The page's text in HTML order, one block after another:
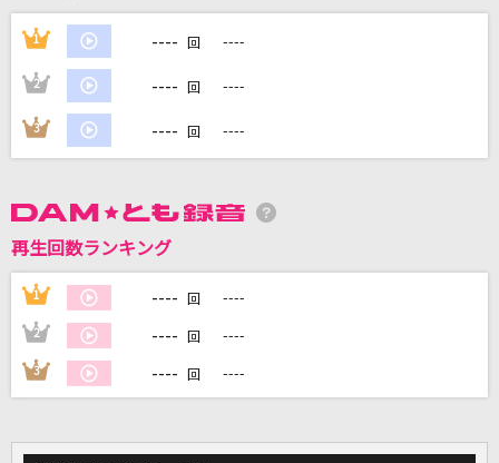
Saucy Dog
DAMの新曲・ランキングなど
DAMに会員登録・ログインして
カラオケをもっと楽しもう！
1 ---- 回 ----
2 ---- 回 ----
3 ---- 回 ----
再生回数ランキング
1 ---- 回 ----
2 ---- 回 ----
3 ---- 回 ----